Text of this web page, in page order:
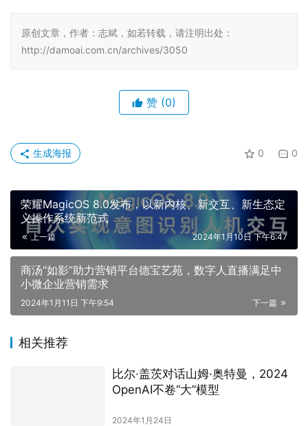
原创文章，作者：志斌，如若转载，请注明出处：
http://damoai.com.cn/archives/3050
赞 (0)
0 0
生成海报
荣耀MagicOS 8.0发布，以新内核、新交互、新生态定
义操作系统新范式
上一篇 2024年1月10日 下午6:47
商汤“如影”助力营销平台德宝艺苑，数字人直播满足中
小微企业营销需求
下一篇
2024年1月11日 下午9:54
相关推荐
比尔·盖茨对话山姆·奥特曼，2024
OpenAI不卷“大”模型
2024年1月24日